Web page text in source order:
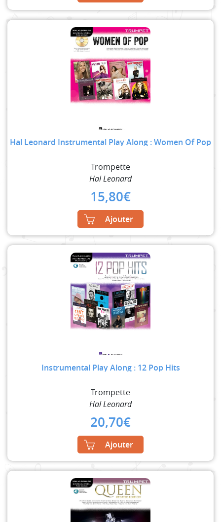
Hal Leonard Instrumental Play Along : Women Of Pop
Trompette
Hal Leonard
15,80€
Ajouter
Instrumental Play Along : 12 Pop Hits
Trompette
Hal Leonard
20,70€
Ajouter